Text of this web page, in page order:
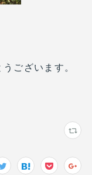
ございます。